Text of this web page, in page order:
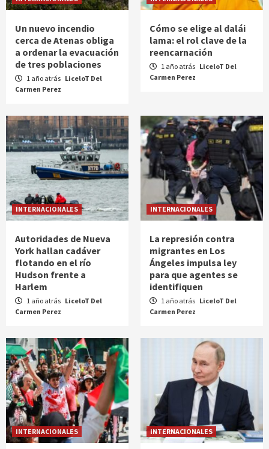
Un nuevo incendio
cerca de Atenas obliga
a ordenar la evacuación
de tres poblaciones
1 año atrás LiceloT Del
Carmen Perez
Cómo se elige al dalái
lama: el rol clave de la
reencarnación
1 año atrás LiceloT Del
Carmen Perez
INTERNACIONALES
Autoridades de Nueva
York hallan cadáver
flotando en el río
Hudson frente a
Harlem
1 año atrás LiceloT Del
Carmen Perez
INTERNACIONALES
La represión contra
migrantes en Los
Ángeles impulsa ley
para que agentes se
identifiquen
1 año atrás LiceloT Del
Carmen Perez
INTERNACIONALES INTERNACIONALES